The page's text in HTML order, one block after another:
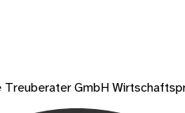
Treuberater GmbH